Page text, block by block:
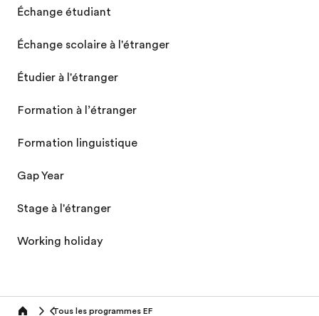
Échange étudiant
Échange scolaire à l'étranger
Étudier à l'étranger
Formation à l’étranger
Formation linguistique
Gap Year
Stage à l'étranger
Working holiday
Tous les programmes EF